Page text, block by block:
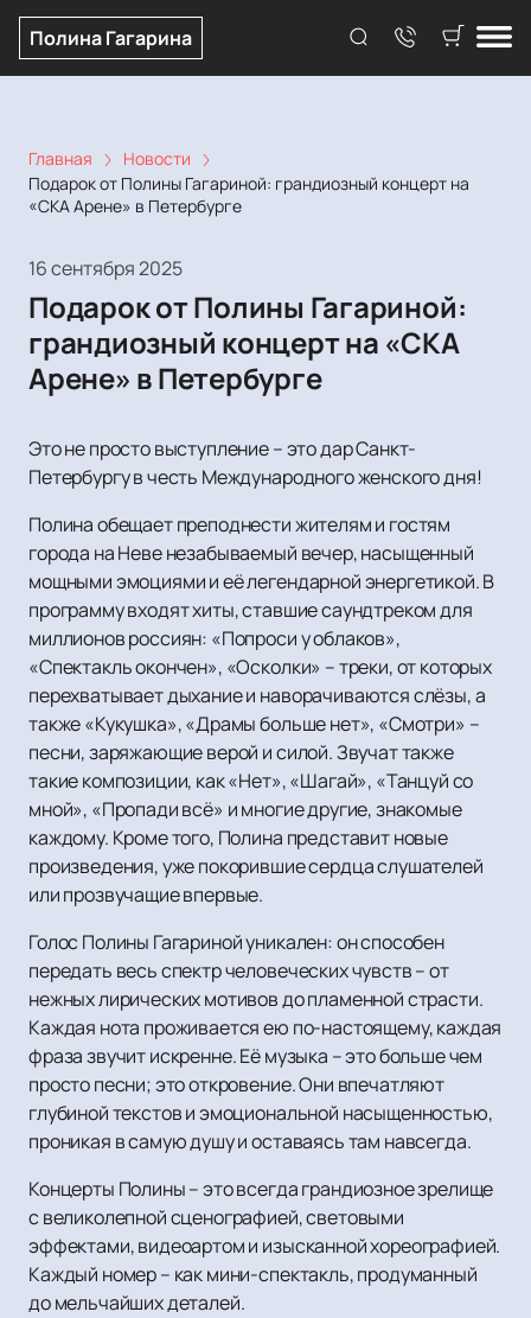
Полина Гагарина
Главная
Новости
Подарок от Полины Гагариной: грандиозный концерт на
«СКА Арене» в Петербурге
16 сентября 2025
Подарок от Полины Гагариной:
грандиозный концерт на «СКА
Арене» в Петербурге
Это не просто выступление – это дар Санкт-
Петербургу в честь Международного женского дня!
Полина обещает преподнести жителям и гостям
города на Неве незабываемый вечер, насыщенный
мощными эмоциями и её легендарной энергетикой. В
программу входят хиты, ставшие саундтреком для
миллионов россиян: «Попроси у облаков»,
«Спектакль окончен», «Осколки» – треки, от которых
перехватывает дыхание и наворачиваются слёзы, а
также «Кукушка», «Драмы больше нет», «Смотри» –
песни, заряжающие верой и силой. Звучат также
такие композиции, как «Нет», «Шагай», «Танцуй со
мной», «Пропади всё» и многие другие, знакомые
каждому. Кроме того, Полина представит новые
произведения, уже покорившие сердца слушателей
или прозвучащие впервые.
Голос Полины Гагариной уникален: он способен
передать весь спектр человеческих чувств – от
нежных лирических мотивов до пламенной страсти.
Каждая нота проживается ею по-настоящему, каждая
фраза звучит искренне. Её музыка – это больше чем
просто песни; это откровение. Они впечатляют
глубиной текстов и эмоциональной насыщенностью,
проникая в самую душу и оставаясь там навсегда.
Концерты Полины – это всегда грандиозное зрелище
с великолепной сценографией, световыми
эффектами, видеоартом и изысканной хореографией.
Каждый номер – как мини-спектакль, продуманный
до мельчайших деталей.